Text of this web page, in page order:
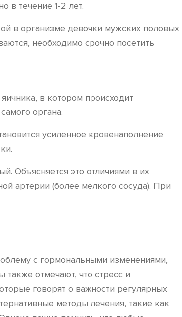
в течение 1-2 лет.
в организме девочки мужских половых
необходимо срочно посетить
в котором происходит
органа.
усиленное кровенаполнение
Объясняется это отличиями в их
артерии (более мелкого сосуда). При
с гормональными изменениями,
отмечают, что стресс и
говорят о важности регулярных
методы лечения, такие как